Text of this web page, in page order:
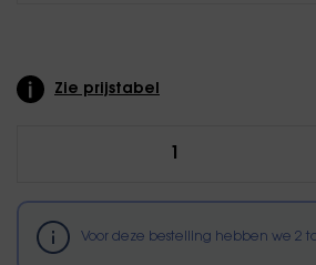
Zie prijstabel
Voor deze bestelling hebben we 2